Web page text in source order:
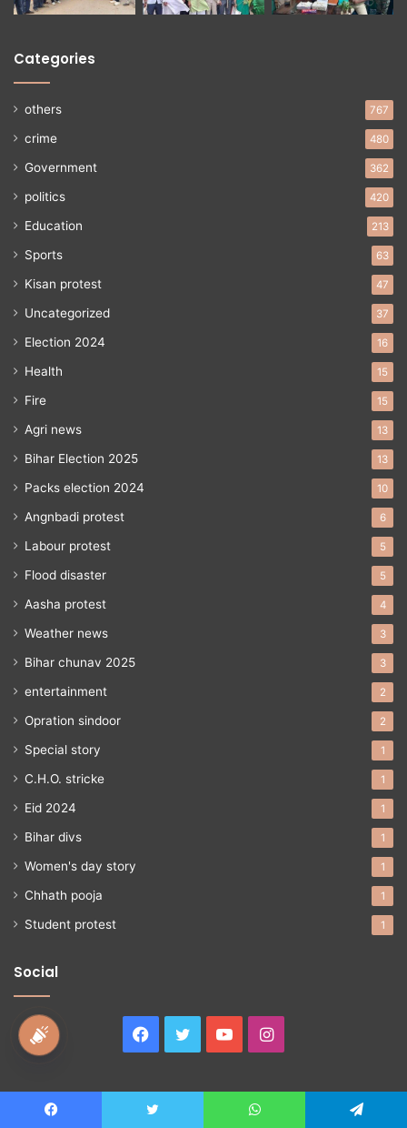
Categories
others 767
crime 480
Government 362
politics 420
Education 213
Sports 63
Kisan protest 47
Uncategorized 37
Election 2024 16
Health 15
Fire 15
Agri news 13
Bihar Election 2025 13
Packs election 2024 10
Angnbadi protest 6
Labour protest 5
Flood disaster 5
Aasha protest 4
Weather news 3
Bihar chunav 2025 3
entertainment 2
Opration sindoor 2
Special story 1
C.H.O. stricke 1
Eid 2024 1
Bihar divs 1
Women's day story 1
Chhath pooja 1
Student protest 1
Social
Facebook
Twitter YouTubeInstagram
national awaz